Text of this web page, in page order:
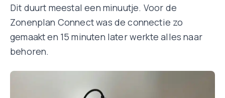
Dit duurt meestal een minuutje. Voor de
Zonenplan Connect was de connectie zo
gemaakt en 15 minuten later werkte alles naar
behoren.